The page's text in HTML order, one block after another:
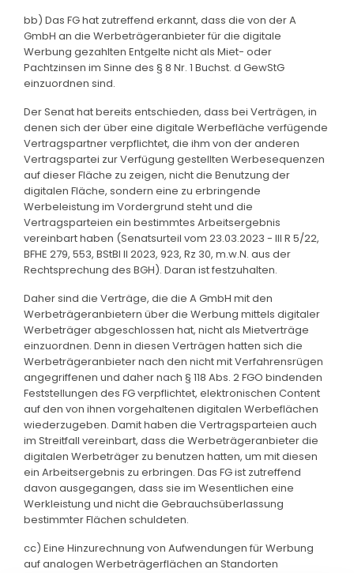
bb) Das FG hat zutreffend erkannt, dass die von der A
GmbH an die Werbeträgeranbieter für die digitale
Werbung gezahlten Entgelte nicht als Miet- oder
Pachtzinsen im Sinne des § 8 Nr. 1 Buchst. d GewStG
einzuordnen sind.
Der Senat hat bereits entschieden, dass bei Verträgen, in
denen sich der über eine digitale Werbefläche verfügende
Vertragspartner verpflichtet, die ihm von der anderen
Vertragspartei zur Verfügung gestellten Werbesequenzen
auf dieser Fläche zu zeigen, nicht die Benutzung der
digitalen Fläche, sondern eine zu erbringende
Werbeleistung im Vordergrund steht und die
Vertragsparteien ein bestimmtes Arbeitsergebnis
vereinbart haben (Senatsurteil vom 23.03.2023 - III R 5/22,
BFHE 279, 553, BStBl II 2023, 923, Rz 30, m.w.N. aus der
Rechtsprechung des BGH). Daran ist festzuhalten.
Daher sind die Verträge, die die A GmbH mit den
Werbeträgeranbietern über die Werbung mittels digitaler
Werbeträger abgeschlossen hat, nicht als Mietverträge
einzuordnen. Denn in diesen Verträgen hatten sich die
Werbeträgeranbieter nach den nicht mit Verfahrensrügen
angegriffenen und daher nach § 118 Abs. 2 FGO bindenden
Feststellungen des FG verpflichtet, elektronischen Content
auf den von ihnen vorgehaltenen digitalen Werbeflächen
wiederzugeben. Damit haben die Vertragsparteien auch
im Streitfall vereinbart, dass die Werbeträgeranbieter die
digitalen Werbeträger zu benutzen hatten, um mit diesen
ein Arbeitsergebnis zu erbringen. Das FG ist zutreffend
davon ausgegangen, dass sie im Wesentlichen eine
Werkleistung und nicht die Gebrauchsüberlassung
bestimmter Flächen schuldeten.
cc) Eine Hinzurechnung von Aufwendungen für Werbung
auf analogen Werbeträgerflächen an Standorten